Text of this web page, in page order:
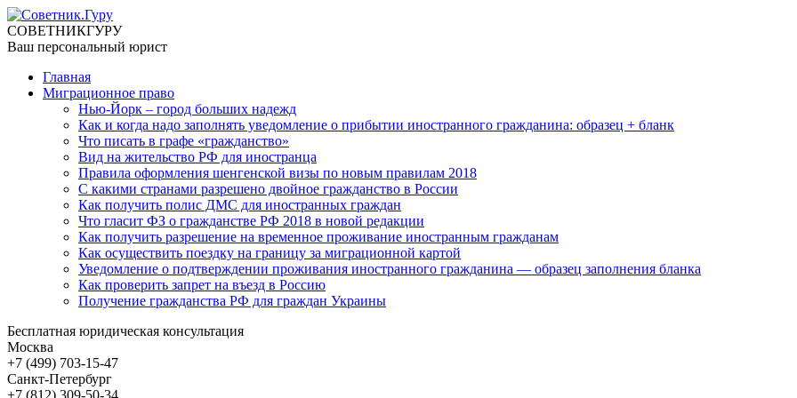
СОВЕТНИКГУРУ
Ваш персональный юрист
Главная
Миграционное право
Нью-Йорк – город больших надежд
Как и когда надо заполнять уведомление о прибытии иностранного гражданина: образец + бланк
Что писать в графе «гражданство»
Вид на жительство РФ для иностранца
Правила оформления шенгенской визы по новым правилам 2018
С какими странами разрешено двойное гражданство в России
Как получить полис ДМС для иностранных граждан
Что гласит ФЗ о гражданстве РФ 2018 в новой редакции
Как получить разрешение на временное проживание иностранным гражданам
Как осуществить поездку на границу за миграционной картой
Уведомление о подтверждении проживания иностранного гражданина — образец заполнения бланка
Как проверить запрет на въезд в Россию
Получение гражданства РФ для граждан Украины
Бесплатная юридическая консультация
Москва
+7 (499) 703-15-47
Санкт-Петербург
+7 (812) 309-50-34